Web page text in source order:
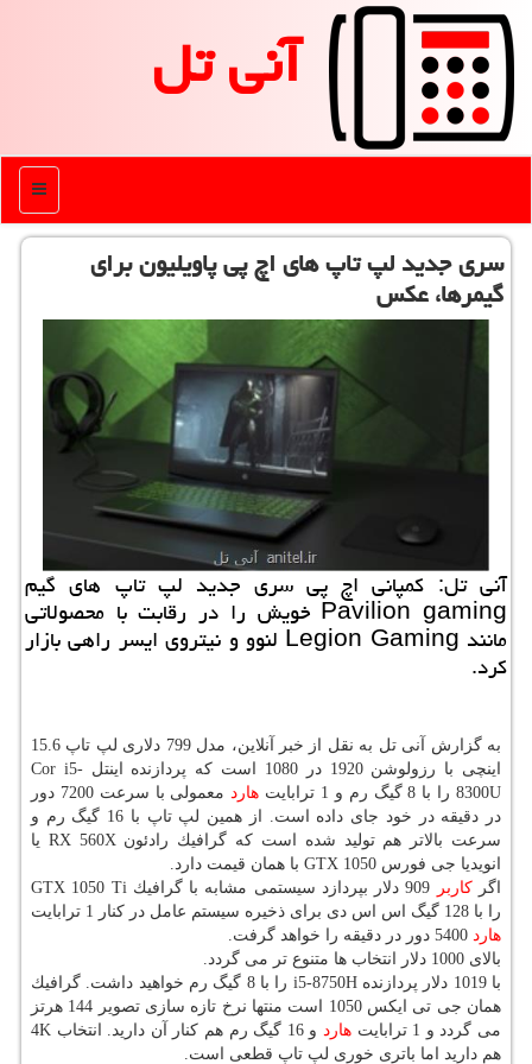
آنی تل
منو
سری جدید لپ تاپ های اچ پی پاویلیون برای
گیمرها، عكس
آنی تل: كمپانی اچ پی سری جدید لپ تاپ های گیم
Pavilion gaming خویش را در رقابت با محصولاتی
مانند Legion Gaming لنوو و نیتروی ایسر راهی بازار
كرد.
به گزارش آنی تل به نقل از خبر آنلاین، مدل 799 دلاری لپ تاپ 15.6
اینچی با رزولوشن 1920 در 1080 است كه پردازنده اینتل Cor i5-
8300U را با 8 گیگ رم و 1 ترابایت
هارد
معمولی با سرعت 7200 دور
در دقیقه در خود جای داده است. از همین لپ تاپ با 16 گیگ رم و
سرعت بالاتر هم تولید شده است كه گرافیك رادئون RX 560X یا
انویدیا جی فورس GTX 1050 با همان قیمت دارد.
اگركاربر
909 دلار بپردازد سیستمی مشابه با گرافیك GTX 1050 Ti
را با 128 گیگ اس اس دی برای ذخیره سیستم عامل در كنار 1 ترابایت
هارد
بالای 1000 دلار انتخاب ها متنوع تر می گردد.
با 1019 دلار پردازنده i5-8750H را با 8 گیگ رم خواهید داشت. گرافیك
همان جی تی ایكس 1050 است منتها نرخ تازه سازی تصویر 144 هرتز
می گردد و 1 ترابایت
هارد
و 16 گیگ رم هم كنار آن دارید. انتخاب 4K
هم دارید اما باتری خوری لپ تاپ قطعی است.